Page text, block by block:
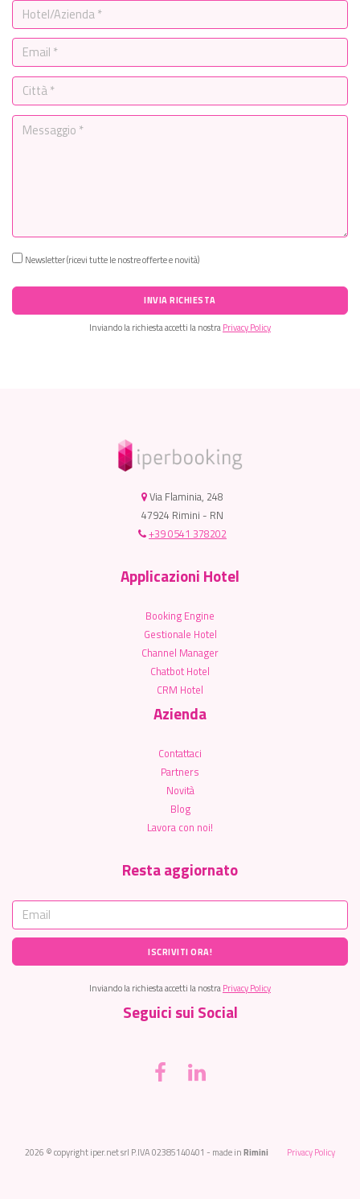
Newsletter (ricevi tutte le nostre offerte e novità)
INVIA RICHIESTA
Inviando la richiesta accetti la nostraPrivacy Policy
Via Flaminia, 248
47924 Rimini - RN
+39 0541 378202
Applicazioni Hotel
Booking Engine
Gestionale Hotel
Channel Manager
Chatbot Hotel
CRM Hotel
Azienda
Contattaci
Partners
Novità
Blog
Lavora con noi!
Resta aggiornato
ISCRIVITI ORA!
Inviando la richiesta accetti la nostraPrivacy Policy
Seguici sui Social
2026 © copyright iper.net srl P.IVA 02385140401 - made inRimini Privacy Policy